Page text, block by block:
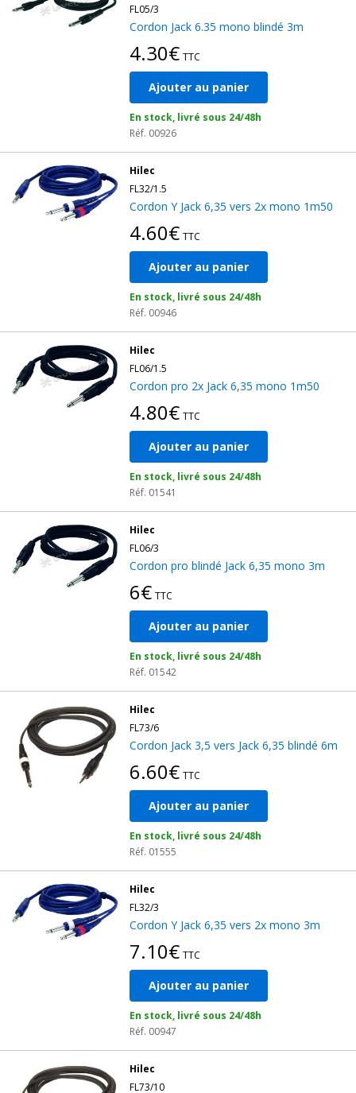
FL05/3
Cordon Jack 6.35 mono blindé 3m
4.30€ TTC
Ajouter au panier
En stock, livré sous 24/48h
Réf. 00926
Hilec
FL32/1.5
Cordon Y Jack 6,35 vers 2x mono 1m50
4.60€ TTC
Ajouter au panier
En stock, livré sous 24/48h
Réf. 00946
Hilec
FL06/1.5
Cordon pro 2x Jack 6,35 mono 1m50
4.80€ TTC
Ajouter au panier
En stock, livré sous 24/48h
Réf. 01541
Hilec
FL06/3
Cordon pro blindé Jack 6,35 mono 3m
6€ TTC
Ajouter au panier
En stock, livré sous 24/48h
Réf. 01542
Hilec
FL73/6
Cordon Jack 3,5 vers Jack 6,35 blindé 6m
6.60€ TTC
Ajouter au panier
En stock, livré sous 24/48h
Réf. 01555
Hilec
FL32/3
Cordon Y Jack 6,35 vers 2x mono 3m
7.10€ TTC
Ajouter au panier
En stock, livré sous 24/48h
Réf. 00947
Hilec
FL73/10